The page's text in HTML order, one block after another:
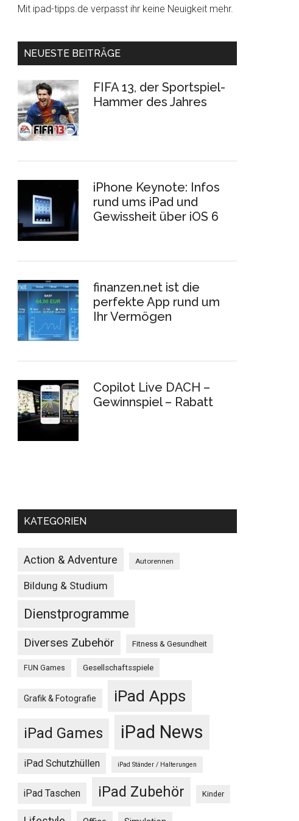
Mit ipad-tipps.de verpasst ihr keine Neuigkeit mehr.
NEUESTE BEITRÄGE
FIFA 13, der Sportspiel-
Hammer des Jahres
iPhone Keynote: Infos
rund ums iPad und
Gewissheit über iOS 6
finanzen.net ist die
perfekte App rund um
Ihr Vermögen
Copilot Live DACH –
Gewinnspiel – Rabatt
KATEGORIEN
Action & Adventure Autorennen
Bildung & Studium
Dienstprogramme
Diverses Zubehör Fitness & Gesundheit
FUN Games Gesellschaftsspiele
Grafik & Fotografie iPad Apps
iPad Games iPad News
iPad Schutzhüllen iPad Ständer / Halterungen
iPad Taschen iPad Zubehör Kinder